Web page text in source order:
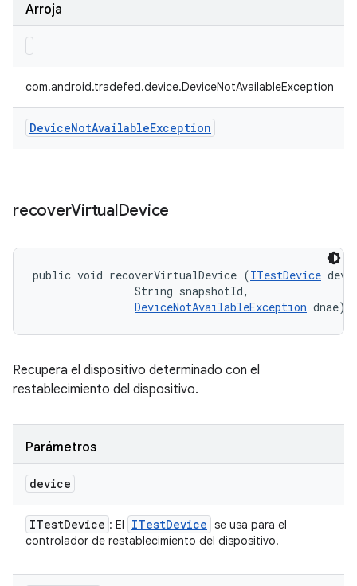
Arroja
com.android.tradefed.device.DeviceNotAvailableException
DeviceNotAvailableException
recoverVirtualDevice
public void recoverVirtualDevice (ITestDevice
                String snapshotId,
DeviceNotAvailableException dnae)
Recupera el dispositivo determinado con el
restablecimiento del dispositivo.
Parámetros
device
ITestDevice : El ITestDevice se usa para el
controlador de restablecimiento del dispositivo.